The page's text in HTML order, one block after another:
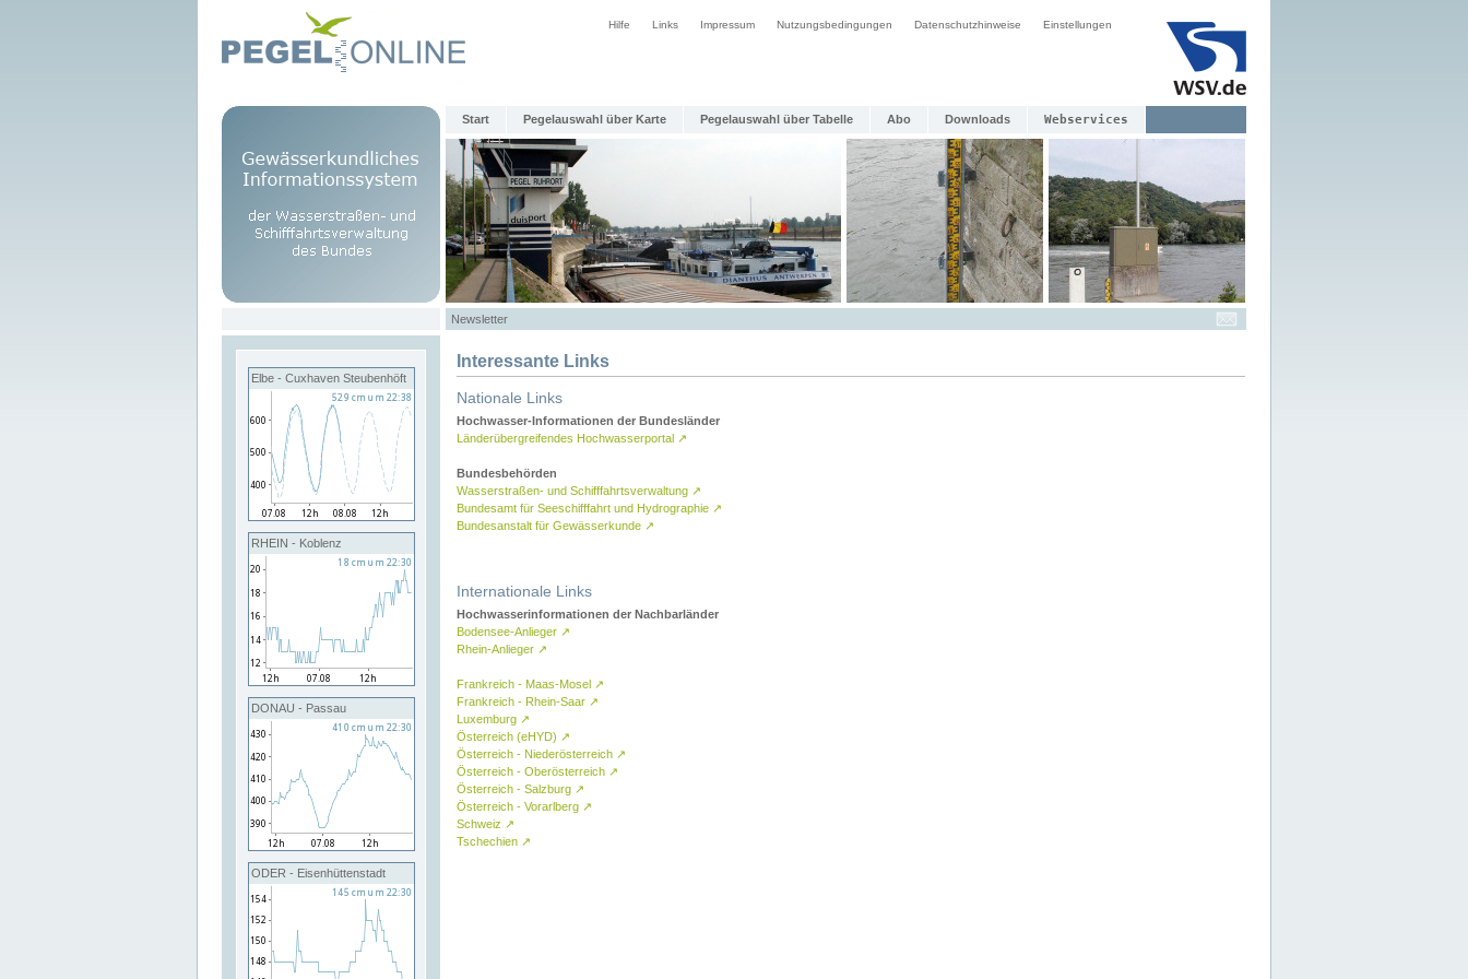
Hilfe Links Impressum Nutzungsbedingungen Datenschutzhinweise Einstellungen
Start Pegelauswahl über Karte Pegelauswahl über Tabelle Abo Downloads Webservices
Newsletter
Elbe - Cuxhaven Steubenhöft
RHEIN - Koblenz
DONAU - Passau
ODER - Eisenhüttenstadt
Interessante Links
Nationale Links
Hochwasser-Informationen der Bundesländer
Länderübergreifendes Hochwasserportal ↗
Bundesbehörden
Wasserstraßen- und Schifffahrtsverwaltung ↗
Bundesamt für Seeschifffahrt und Hydrographie ↗
Bundesanstalt für Gewässerkunde ↗
Internationale Links
Hochwasserinformationen der Nachbarländer
Bodensee-Anlieger ↗
Rhein-Anlieger ↗
Frankreich - Maas-Mosel ↗
Frankreich - Rhein-Saar ↗
Luxemburg ↗
Österreich (eHYD) ↗
Österreich - Niederösterreich ↗
Österreich - Oberösterreich ↗
Österreich - Salzburg ↗
Österreich - Vorarlberg ↗
Schweiz ↗
Tschechien ↗